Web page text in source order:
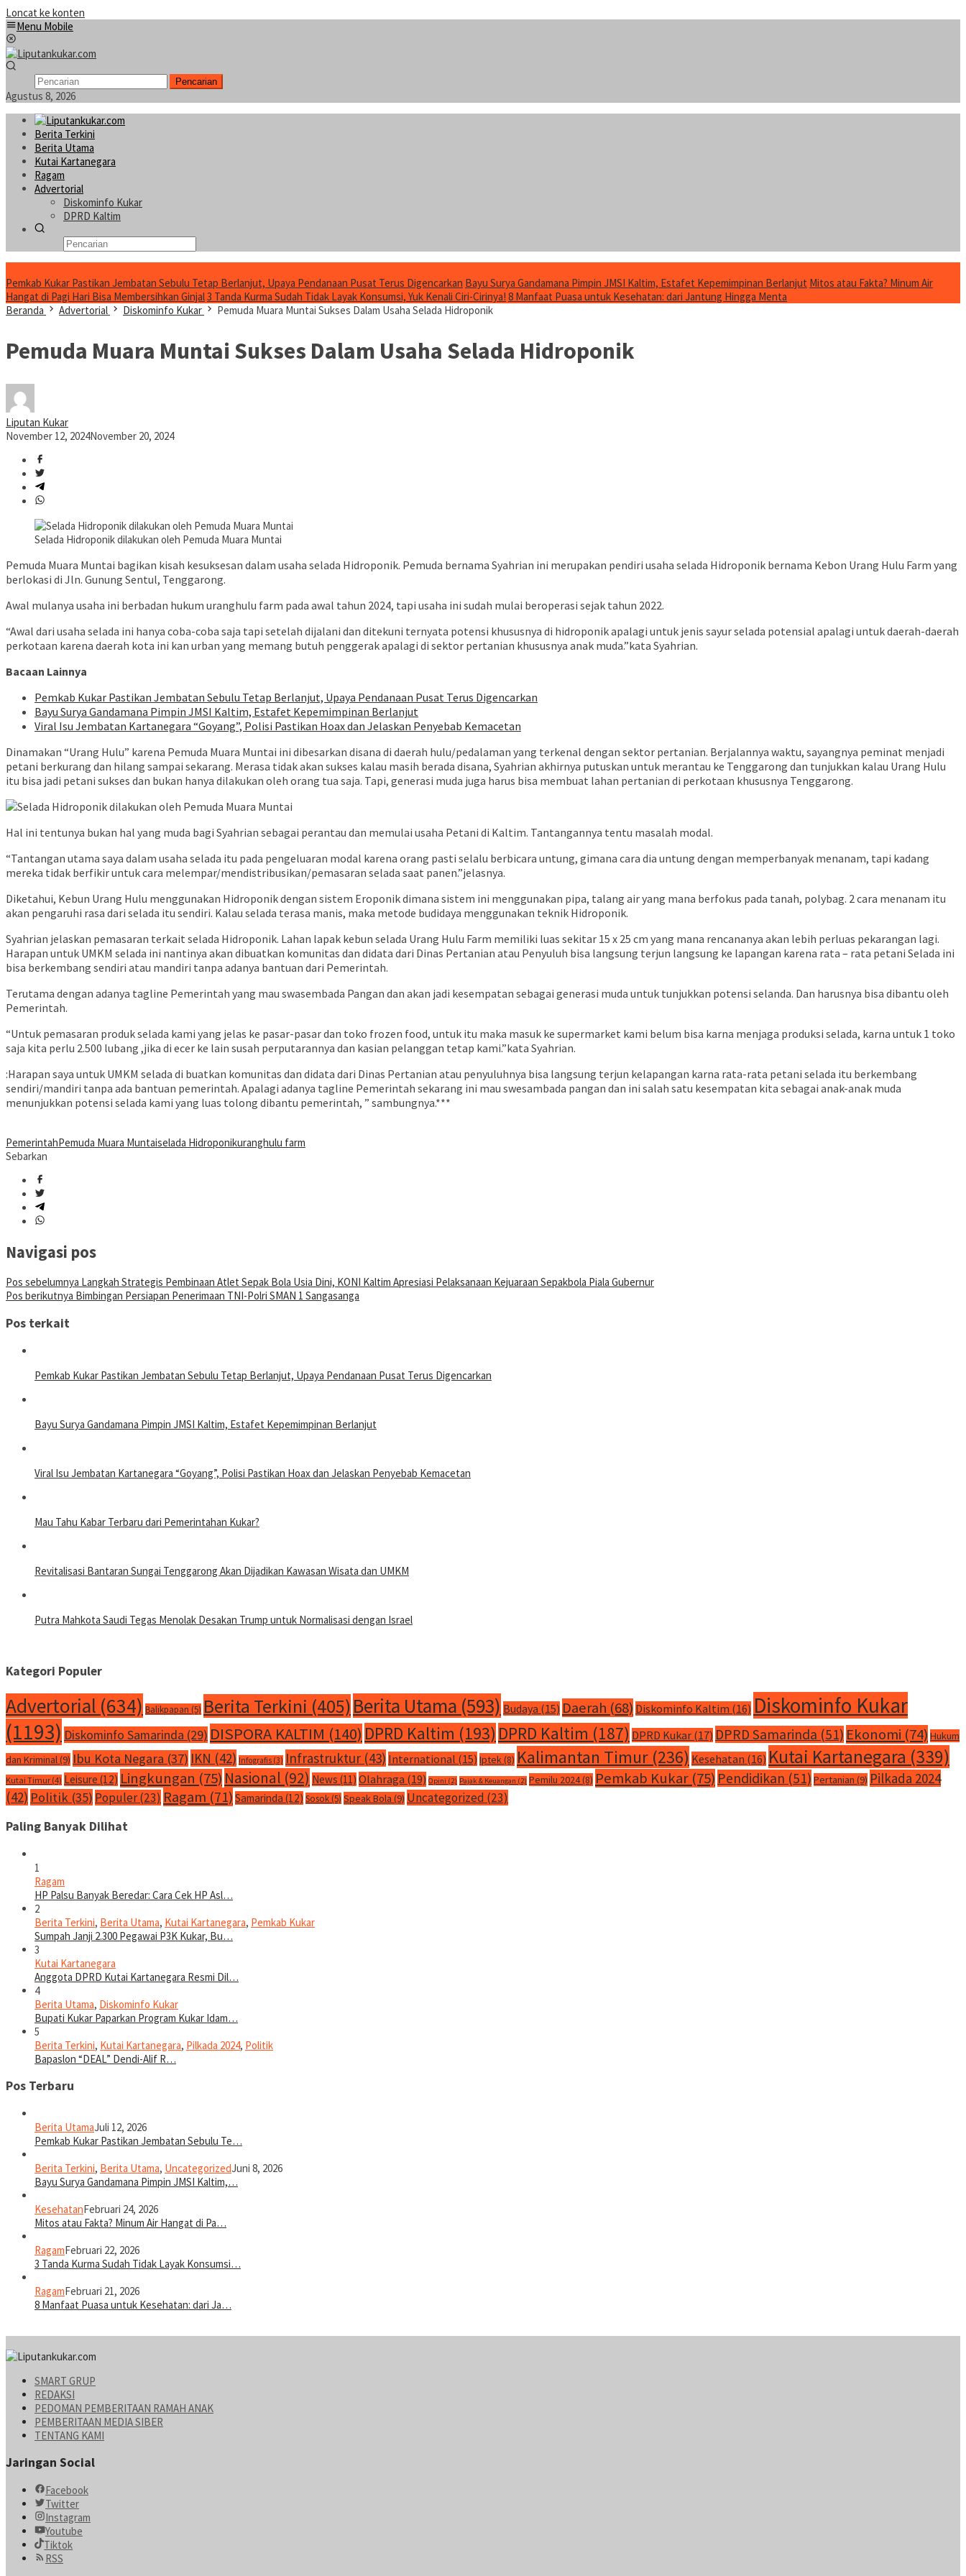
Loncat ke konten
Menu Mobile
Pencarian
Agustus 8, 2026
Berita Terkini
Berita Utama
Kutai Kartanegara
Ragam
Advertorial
Diskominfo Kukar
DPRD Kaltim
Pemkab Kukar Pastikan Jembatan Sebulu Tetap Berlanjut, Upaya Pendanaan Pusat Terus Digencarkan Bayu Surya Gandamana Pimpin JMSI Kaltim, Estafet Kepemimpinan Berlanjut Mitos atau Fakta? Minum Air
Hangat di Pagi Hari Bisa Membersihkan Ginjal3 Tanda Kurma Sudah Tidak Layak Konsumsi, Yuk Kenali Ciri-Cirinya! 8 Manfaat Puasa untuk Kesehatan: dari Jantung Hingga Menta
Beranda
Advertorial Diskominfo Kukar Pemuda Muara Muntai Sukses Dalam Usaha Selada Hidroponik
Pemuda Muara Muntai Sukses Dalam Usaha Selada Hidroponik
Liputan Kukar
November 12, 2024November 20, 2024
Selada Hidroponik dilakukan oleh Pemuda Muara Muntai
Pemuda Muara Muntai bagikan kisah kesuksesan dalam usaha selada Hidroponik. Pemuda bernama Syahrian ini merupakan pendiri usaha selada Hidroponik bernama Kebon Urang Hulu Farm yang
berlokasi di Jln. Gunung Sentul, Tenggarong.
Awal mulanya usaha ini berbadan hukum uranghulu farm pada awal tahun 2024, tapi usaha ini sudah mulai beroperasi sejak tahun 2022.
“Awal dari usaha selada ini hanya coba-coba saja tapi setelah dijalani dan ditekuni ternyata potensi khususnya di hidroponik apalagi untuk jenis sayur selada potensial apalagi untuk daerah-daerah
perkotaan karena daerah kota ini kan urban yang memang butuh penggerak apalagi di sektor pertanian khususnya anak muda.”kata Syahrian.
Bacaan Lainnya
Pemkab Kukar Pastikan Jembatan Sebulu Tetap Berlanjut, Upaya Pendanaan Pusat Terus Digencarkan
Bayu Surya Gandamana Pimpin JMSI Kaltim, Estafet Kepemimpinan Berlanjut
Viral Isu Jembatan Kartanegara “Goyang”, Polisi Pastikan Hoax dan Jelaskan Penyebab Kemacetan
Dinamakan “Urang Hulu” karena Pemuda Muara Muntai ini dibesarkan disana di daerah hulu/pedalaman yang terkenal dengan sektor pertanian. Berjalannya waktu, sayangnya peminat menjadi
petani berkurang dan hilang sampai sekarang. Merasa tidak akan sukses kalau masih berada disana, Syahrian akhirnya putuskan untuk merantau ke Tenggarong dan tunjukkan kalau Urang Hulu
itu bisa jadi petani sukses dan bukan hanya dilakukan oleh orang tua saja. Tapi, generasi muda juga harus bisa membuat lahan pertanian di perkotaan khususnya Tenggarong.
Hal ini tentunya bukan hal yang muda bagi Syahrian sebagai perantau dan memulai usaha Petani di Kaltim. Tantangannya tentu masalah modal.
“Tantangan utama saya dalam usaha selada itu pada pengeluaran modal karena orang pasti selalu berbicara untung, gimana cara dia untung dengan memperbanyak menanam, tapi kadang
mereka tidak berfikir untuk cara melempar/mendistribusikan/pemasaran selada saat panen.”jelasnya.
Diketahui, Kebun Urang Hulu menggunakan Hidroponik dengan sistem Eroponik dimana sistem ini menggunakan pipa, talang air yang mana berfokus pada tanah, polybag. 2 cara menanam itu
akan pengaruhi rasa dari selada itu sendiri. Kalau selada terasa manis, maka metode budidaya menggunakan teknik Hidroponik.
Syahrian jelaskan pemasaran terkait selada Hidroponik. Lahan lapak kebun selada Urang Hulu Farm memiliki luas sekitar 15 x 25 cm yang mana rencananya akan lebih perluas pekarangan lagi.
Harapan untuk UMKM selada ini nantinya akan dibuatkan komunitas dan didata dari Dinas Pertanian atau Penyuluh bisa langsung terjun langsung ke lapangan karena rata – rata petani Selada ini
bisa berkembang sendiri atau mandiri tanpa adanya bantuan dari Pemerintah.
Terutama dengan adanya tagline Pemerintah yang mau swasembada Pangan dan akan jadi kesempatan sebagai generasi muda untuk tunjukkan potensi selanda. Dan harusnya bisa dibantu oleh
Pemerintah.
“Untuk pemasaran produk selada kami yang jelas ke pasar-pasar dan toko frozen food, untuk itu maka masuk ke supermarket kami belum bisa karna menjaga produksi selada, karna untuk 1 toko
saja kita perlu 2.500 lubang ,jika di ecer ke lain susah perputarannya dan kasian pelanggan tetap kami.”kata Syahrian.
:Harapan saya untuk UMKM selada di buatkan komunitas dan didata dari Dinas Pertanian atau penyuluhnya bisa langsung terjun kelapangan karna rata-rata petani selada itu berkembang
sendiri/mandiri tanpa ada bantuan pemerintah. Apalagi adanya tagline Pemerintah sekarang ini mau swesambada pangan dan ini salah satu kesempatan kita sebagai anak-anak muda
menunjukkan potensi selada kami yang luas tolong dibantu pemerintah, ” sambungnya.***
PemerintahPemuda Muara Muntaiselada Hidroponikuranghulu farm
Sebarkan
Navigasi pos
Pos sebelumnya Langkah Strategis Pembinaan Atlet Sepak Bola Usia Dini, KONI Kaltim Apresiasi Pelaksanaan Kejuaraan Sepakbola Piala Gubernur
Pos berikutnya Bimbingan Persiapan Penerimaan TNI-Polri SMAN 1 Sangasanga
Pos terkait
Pemkab Kukar Pastikan Jembatan Sebulu Tetap Berlanjut, Upaya Pendanaan Pusat Terus Digencarkan
Bayu Surya Gandamana Pimpin JMSI Kaltim, Estafet Kepemimpinan Berlanjut
Viral Isu Jembatan Kartanegara “Goyang”, Polisi Pastikan Hoax dan Jelaskan Penyebab Kemacetan
Mau Tahu Kabar Terbaru dari Pemerintahan Kukar?
Revitalisasi Bantaran Sungai Tenggarong Akan Dijadikan Kawasan Wisata dan UMKM
Putra Mahkota Saudi Tegas Menolak Desakan Trump untuk Normalisasi dengan Israel
Kategori Populer
Advertorial (634) Balikpapan (5) Berita Terkini (405)Berita Utama (593) Budaya (15) Daerah (68) Diskominfo Kaltim (16) Diskominfo Kukar
(1193) Diskominfo Samarinda (29) DISPORA KALTIM (140) DPRD Kaltim (193) DPRD Kaltim (187) DPRD Kukar (17) DPRD Samarinda (51) Ekonomi (74) Hukum
dan Kriminal(9) Ibu Kota Negara (37) IKN (42) Infografis (3) Infrastruktur (43) International (15) Iptek(8) Kalimantan Timur (236) Kesehatan (16) Kutai Kartanegara (339)
Kutai Timur (4) Leisure (12) Lingkungan (75) Nasional (92) News (11) Olahraga (19) Opini (2) Pajak & Keuangan (2) Pemilu 2024(8) Pemkab Kukar (75) Pendidikan (51) Pertanian (9) Pilkada 2024
(42) Politik (35) Populer(23) Ragam (71) Samarinda (12) Sosok(5) Speak Bola (9) Uncategorized (23)
Paling Banyak Dilihat
1
Ragam
HP Palsu Banyak Beredar: Cara Cek HP Asl…
2
Berita Terkini, Berita Utama, Kutai Kartanegara, Pemkab Kukar
Sumpah Janji 2.300 Pegawai P3K Kukar, Bu…
3
Kutai Kartanegara
Anggota DPRD Kutai Kartanegara Resmi Dil…
4
Berita Utama, Diskominfo Kukar
Bupati Kukar Paparkan Program Kukar Idam…
5
Berita Terkini, Kutai Kartanegara, Pilkada 2024, Politik
Bapaslon “DEAL” Dendi-Alif R…
Pos Terbaru
Berita UtamaJuli 12, 2026
Pemkab Kukar Pastikan Jembatan Sebulu Te…
Berita Terkini, Berita Utama, UncategorizedJuni 8, 2026
Bayu Surya Gandamana Pimpin JMSI Kaltim,…
KesehatanFebruari 24, 2026
Mitos atau Fakta? Minum Air Hangat di Pa…
RagamFebruari 22, 2026
3 Tanda Kurma Sudah Tidak Layak Konsumsi…
RagamFebruari 21, 2026
8 Manfaat Puasa untuk Kesehatan: dari Ja…
SMART GRUP
REDAKSI
PEDOMAN PEMBERITAAN RAMAH ANAK
PEMBERITAAN MEDIA SIBER
TENTANG KAMI
Jaringan Social
Facebook
Twitter
Instagram
Youtube
Tiktok
RSS